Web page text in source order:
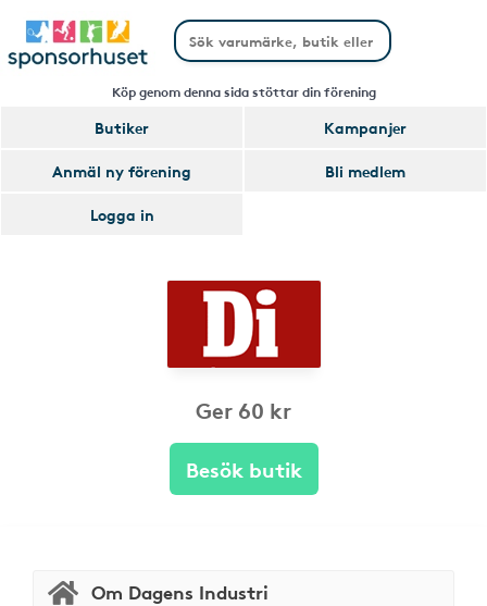
Köp genom denna sida stöttar din förening
Butiker
Kampanjer
Anmäl ny förening
Bli medlem
Logga in
Ger 60 kr
Besök butik
Om Dagens Industri